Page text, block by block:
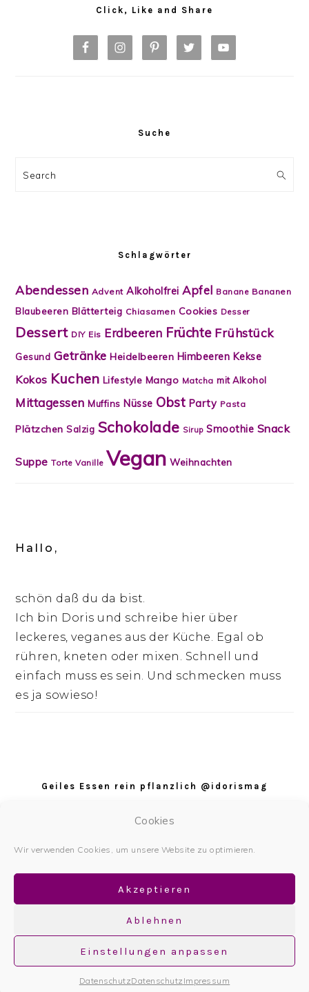
Cookies
Wir verwenden Cookies, um unsere Website zu optimieren.
Akzeptieren
Ablehnen
Einstellungen anpassen
DatenschutzDatenschutz Impressum
Click, Like and Share
Suche
Search
Schlagwörter
Abendessen Advent Alkoholfrei Apfel Banane Bananen
Blaubeeren Blätterteig Chiasamen Cookies Desser
Dessert DIY Eis Erdbeeren Früchte Frühstück
Gesund Getränke Heidelbeeren Himbeeren Kekse
Kokos Kuchen Lifestyle Mango Matcha mit Alkohol
Mittagessen Muffins Nüsse Obst Party Pasta
Plätzchen Salzig Schokolade Sirup Smoothie Snack
Suppe Torte Vanille Vegan Weihnachten
Hallo,
schön daß du da bist.
Ich bin Doris und schreibe hier über
leckeres, veganes aus der Küche. Egal ob
rühren, kneten oder mixen. Schnell und
einfach muss es sein. Und schmecken muss
es ja sowieso!
Geiles Essen rein pflanzlich @idorismag
Datenschutzerklärung
Copyright © 2026